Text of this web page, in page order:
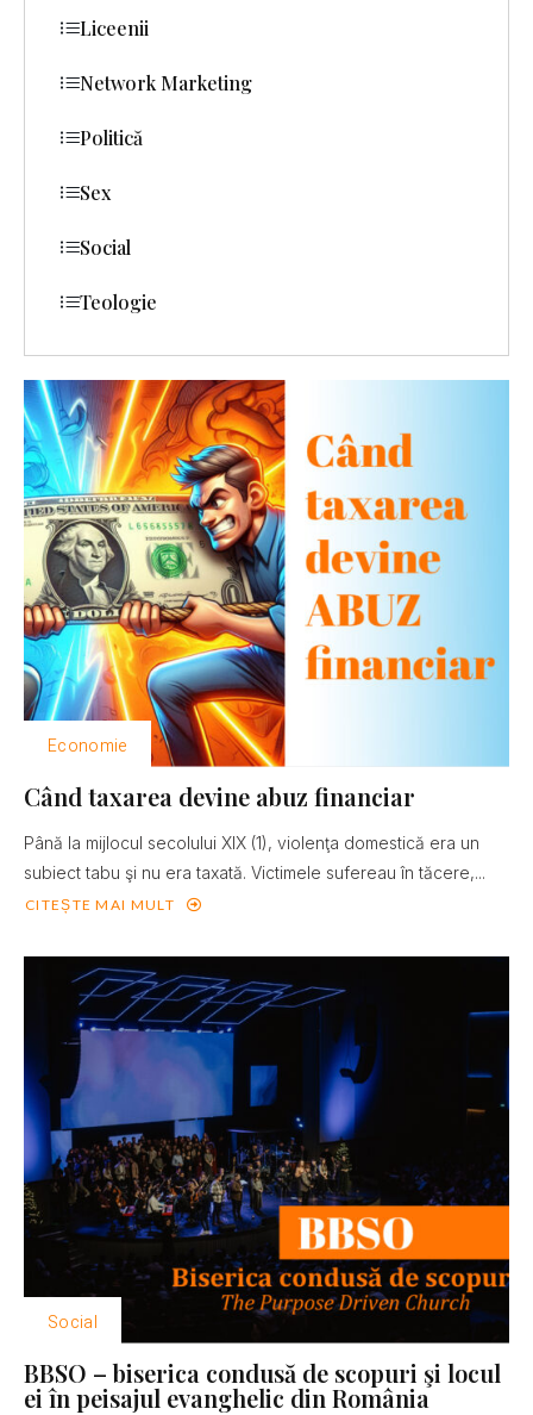
Economie
Când taxarea devine abuz financiar
Până la mijlocul secolului XIX (1), violenţa domestică era un
subiect tabu şi nu era taxată. Victimele sufereau în tăcere,...
CITEȘTE MAI MULT
Social
BBSO – biserica condusă de scopuri şi locul
ei în peisajul evanghelic din România
Liceenii
Network Marketing
Politică
Sex
Social
Teologie